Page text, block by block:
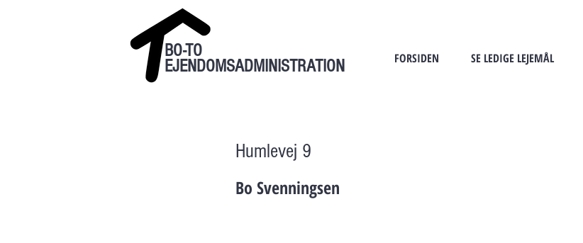
BO-TO
EJENDOMSADMINISTRATION FORSIDEN SE LEDIGE LEJEMÅL
Humlevej 9
Bo Svenningsen